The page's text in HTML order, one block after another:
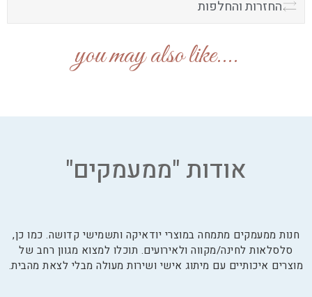
החזרות והחלפות
....you may also like
אודות "ממעמקים"
חנות ממעמקים מתמחה במוצרי יודאיקה ותשמישי קדושה. כמו כן,
סלסלאות לחינה/מקווה ולאירועים. תוכלו למצוא מגוון רחב של
איכותיים עם מיתוג אישי ושירות מעולה מבלי לצאת מהבית.